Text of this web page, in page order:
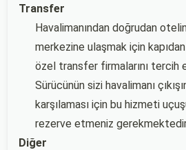
Transfer
Havalimanından doğrudan
merkezine ulaşmak için
özel transfer firmalarını tercih
Sürücünün sizi havalimanı
karşılaması için bu hizmeti
rezerve etmeniz
Diğer